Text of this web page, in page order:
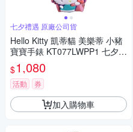
七夕禮遇 原廠公司貨
Hello Kitty 凱蒂貓 美樂蒂 小豬
寶寶手錶 KT077LWPP1 七夕寵
愛季 送禮推薦
$1,080
活動 券
加入購物車